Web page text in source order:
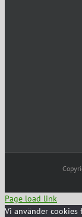
Page load link
Vi använder